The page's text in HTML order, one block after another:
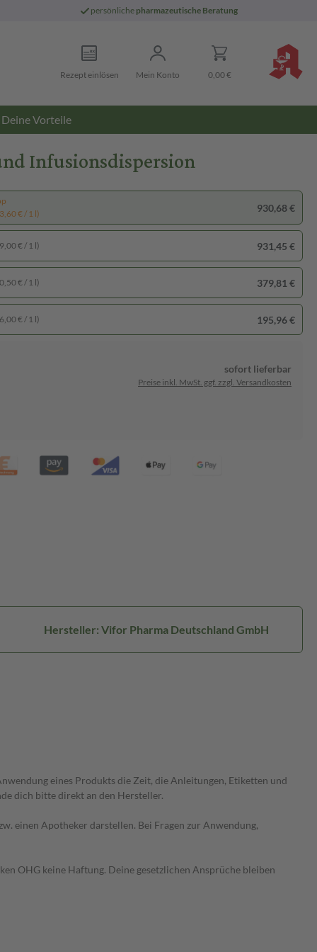
persönliche pharmazeutische Beratung
Rezept einlösen Mein Konto 0,00 €
Deine Vorteile
Infusionsdispersion
€ / 1 l)
930,68 €
€ / 1 l) 931,45 €
€ / 1 l) 379,81 €
€ / 1 l) 195,96 €
sofort lieferbar
Preise inkl. MwSt. ggf. zzgl. Versandkosten
Hersteller: Vifor Pharma Deutschland GmbH
eines Produkts die Zeit, die Anleitungen, Etiketten und
dich bitte direkt an den Hersteller.
einen Apotheker darstellen. Bei Fragen zur Anwendung,
OHG keine Haftung. Deine gesetzlichen Ansprüche bleiben